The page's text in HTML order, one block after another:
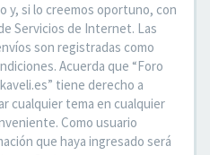
y, si lo creemos oportuno, con
Servicios de Internet. Las
son registradas como
Acuerda que “Foro
tiene derecho a
cualquier tema en cualquier
Como usuario
que haya ingresado será